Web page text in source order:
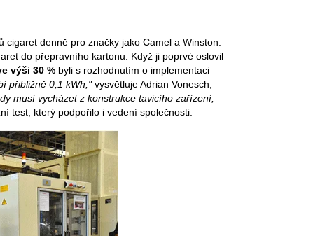
denně pro značky jako Camel a Winston.
do přepravního kartonu. Když ji poprvé oslovil
výši 30 % byli s rozhodnutím o implementaci
přibližně 0,1 kWh,"vysvětluje Adrian Vonesch,
musí vycházet z konstrukce tavicího zařízení,
test, který podpořilo i vedení společnosti.